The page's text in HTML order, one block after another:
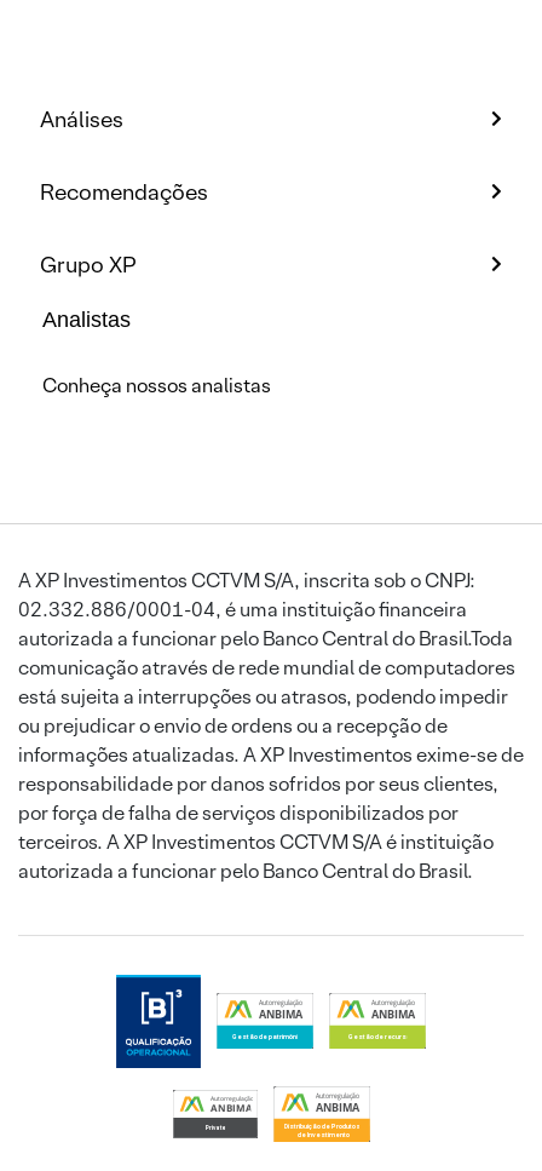
Análises
Recomendações
Grupo XP
Analistas
Conheça nossos analistas
A XP Investimentos CCTVM S/A, inscrita sob o CNPJ:
02.332.886/0001-04, é uma instituição financeira
autorizada a funcionar pelo Banco Central do Brasil.Toda
comunicação através de rede mundial de computadores
está sujeita a interrupções ou atrasos, podendo impedir
ou prejudicar o envio de ordens ou a recepção de
informações atualizadas. A XP Investimentos exime-se de
responsabilidade por danos sofridos por seus clientes,
por força de falha de serviços disponibilizados por
terceiros. A XP Investimentos CCTVM S/A é instituição
autorizada a funcionar pelo Banco Central do Brasil.